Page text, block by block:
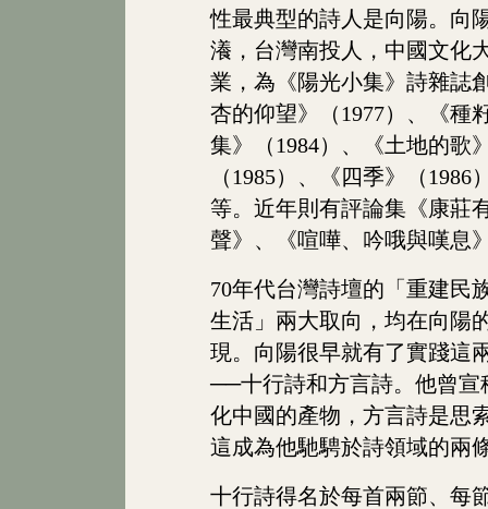
性最典型的詩人是向陽。向
瀁，台灣南投人，中國文化
業，為《陽光小集》詩雜誌
杏的仰望》（1977）、《種
集》（1984）、《土地的歌
（1985）、《四季》（1986
等。近年則有評論集《康莊
聲》、《喧嘩、吟哦與嘆息
70年代台灣詩壇的「重建民
生活」兩大取向，均在向陽
現。向陽很早就有了實踐這
──十行詩和方言詩。他曾宣
化中國的產物，方言詩是思
這成為他馳騁於詩領域的兩
十行詩得名於每首兩節、每